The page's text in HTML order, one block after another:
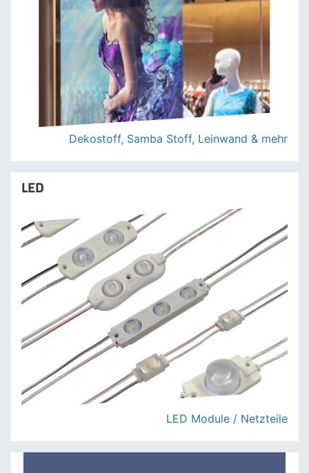
Dekostoff, Samba Stoff, Leinwand & mehr
LED